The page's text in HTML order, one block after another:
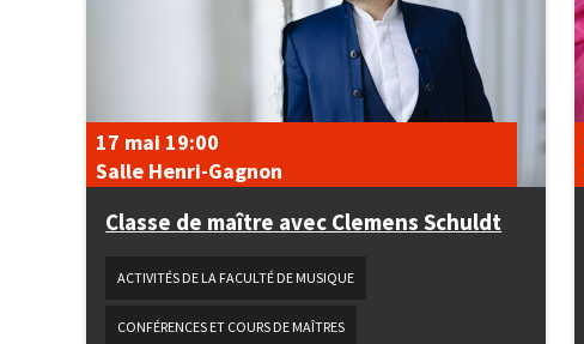
Classe de maître avec Clemens Schuldt
17 mai 19:00
Salle Henri-Gagnon
ACTIVITÉS DE LA FACULTÉ DE MUSIQUE
CONFÉRENCES ET COURS DE MAÎTRES